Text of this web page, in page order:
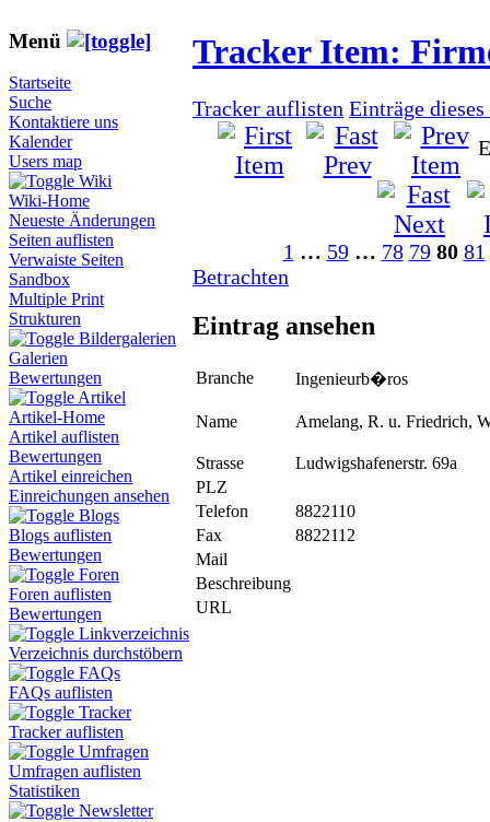
Menü
Startseite
Suche
Kontaktiere uns
Kalender
Users map
Wiki
Wiki-Home
Neueste Änderungen
Seiten auflisten
Verwaiste Seiten
Sandbox
Multiple Print
Strukturen
Bildergalerien
Galerien
Bewertungen
Artikel
Artikel-Home
Artikel auflisten
Bewertungen
Artikel einreichen
Einreichungen ansehen
Blogs
Blogs auflisten
Bewertungen
Foren
Foren auflisten
Bewertungen
Linkverzeichnis
Verzeichnis durchstöbern
FAQs
FAQs auflisten
Tracker
Tracker auflisten
Umfragen
Umfragen auflisten
Statistiken
Newsletter
Tracker Item:
Tracker auflisten Einträge dieses
1 … 59 … 78 79 80 81
Betrachten
Eintrag ansehen
Branche Ingenieurb�ros
Name Amelang, R. u. Friedrich,
Strasse
Ludwigshafenerstr. 69a
PLZ
Telefon
8822110
Fax
8822112
Mail
Beschreibung
URL